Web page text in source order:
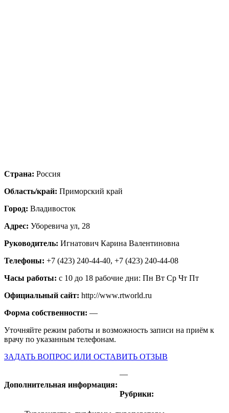
Страна: Россия
Область/край: Приморский край
Город: Владивосток
Адрес: Уборевича ул, 28
Руководитель: Игнатович Карина Валентиновна
Телефоны: +7 (423) 240-44-40, +7 (423) 240-44-08
Часы работы: с 10 до 18 рабочие дни: Пн Вт Ср Чт Пт
Официальный сайт: http://www.rtworld.ru
Форма собственности: —
Уточняйте режим работы и возможность записи на приём к
врачу по указанным телефонам.
ЗАДАТЬ ВОПРОС ИЛИ ОСТАВИТЬ ОТЗЫВ
Дополнительная информация:
—
Рубрики: